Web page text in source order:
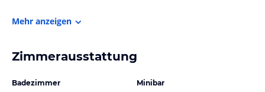
Mehr anzeigen
Zimmerausstattung
Badezimmer
Minibar